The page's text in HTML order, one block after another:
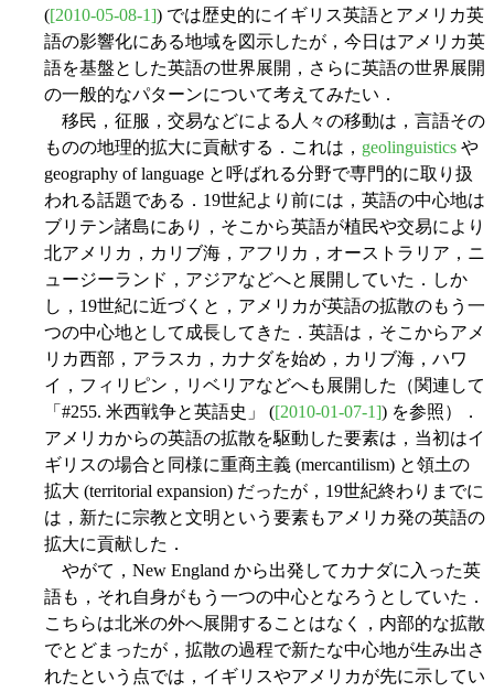
([2010-05-08-1]) では歴史的にイギリス英語とアメリカ英
語の影響化にある地域を図示したが，今日はアメリカ英
語を基盤とした英語の世界展開，さらに英語の世界展開
の一般的なパターンについて考えてみたい．
移民，征服，交易などによる人々の移動は，言語その
ものの地理的拡大に貢献する．これは， geolinguistics や
geography of language と呼ばれる分野で専門的に取り扱
われる話題である．19世紀より前には，英語の中心地は
ブリテン諸島にあり，そこから英語が植民や交易により
北アメリカ，カリブ海，アフリカ，オーストラリア，ニ
ュージーランド，アジアなどへと展開していた．しか
し，19世紀に近づくと，アメリカが英語の拡散のもう一
つの中心地として成長してきた．英語は，そこからアメ
リカ西部，アラスカ，カナダを始め，カリブ海，ハワ
イ，フィリピン，リベリアなどへも展開した（関連して
「#255. 米西戦争と英語史」 ([2010-01-07-1]) を参照）．
アメリカからの英語の拡散を駆動した要素は，当初はイ
ギリスの場合と同様に重商主義 (mercantilism) と領土の
拡大 (territorial expansion) だったが，19世紀終わりまでに
は，新たに宗教と文明という要素もアメリカ発の英語の
拡大に貢献した．
やがて，New England から出発してカナダに入った英
語も，それ自身がもう一つの中心となろうとしていた．
こちらは北米の外へ展開することはなく，内部的な拡散
でとどまったが，拡散の過程で新たな中心地が生み出さ
れたという点では，イギリスやアメリカが先に示してい